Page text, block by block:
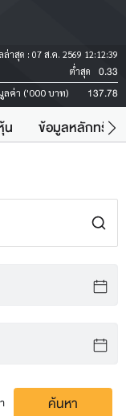
ล่าสุด : 07 ส.ค. 2569 12:12:39
ต่ำสุด 0.33
ลค่า ('000 บาท) 137.78
น ข้อมูลหลักทรัพย์
ค้นหา